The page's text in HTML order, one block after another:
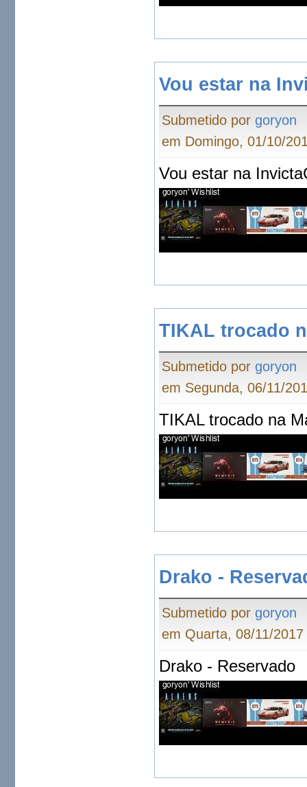
Vou estar na
Submetido porgoryon
em Domingo, 01/10/
Vou estar na
TIKAL trocado
Submetido porgoryon
em Segunda, 06/11/
TIKAL trocado na
Drako -
Submetido porgoryon
em Quarta, 08/11/
Drako - Reservado